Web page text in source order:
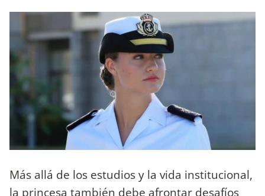
Más allá de los estudios y la vida institucional,
la princesa también debe afrontar desafíos